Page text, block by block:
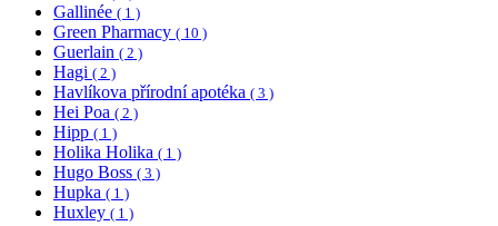
Gallinée ( 1 )
Green Pharmacy ( 10 )
Guerlain ( 2 )
Hagi ( 2 )
Havlíkova přírodní apotéka ( 3 )
Hei Poa ( 2 )
Hipp ( 1 )
Holika Holika ( 1 )
Hugo Boss ( 3 )
Hupka ( 1 )
Huxley ( 1 )